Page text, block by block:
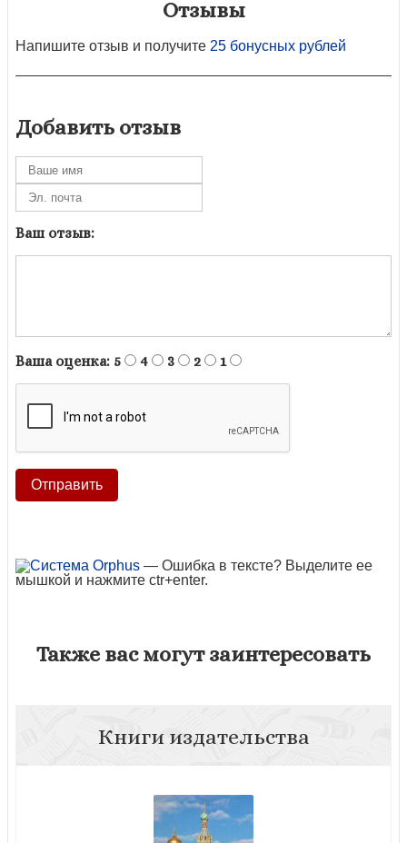
Отзывы
Напишите отзыв и получите 25 бонусных рублей
Добавить отзыв
Ваш отзыв:
Ваша оценка: 5 4 3 2 1
— Ошибка в тексте? Выделите ее
мышкой и нажмите ctr+enter.
Также вас могут заинтересовать
Книги издательства